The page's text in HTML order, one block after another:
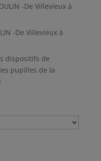
-De Villevieux à
-De Villevieux à
dispositifs de
pupilles de la